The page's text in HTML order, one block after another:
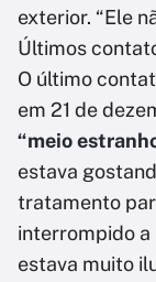
exterior. “Ele
Últimos
O último
em 21 de
“meio
estava
tratamento
interrompido a
estava muito